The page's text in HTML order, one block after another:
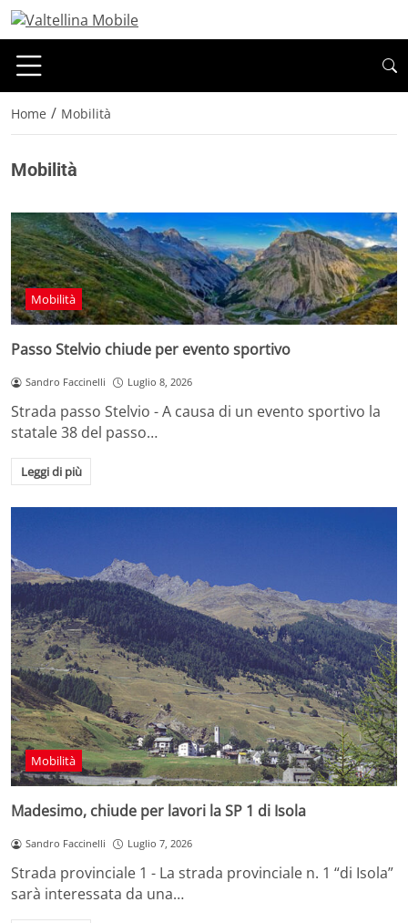
Home / Mobilità
Mobilità
Mobilità
Passo Stelvio chiude per evento sportivo
Sandro Faccinelli Luglio 8, 2026
Strada passo Stelvio - A causa di un evento sportivo la
statale 38 del passo…
Leggi di più
Mobilità
Madesimo, chiude per lavori la SP 1 di Isola
Sandro Faccinelli Luglio 7, 2026
Strada provinciale 1 - La strada provinciale n. 1 “di Isola”
sarà interessata da una…